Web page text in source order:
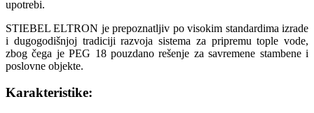
upotrebi.
STIEBEL ELTRON je prepoznatljiv po visokim standardima izrade
i dugogodišnjoj tradiciji razvoja sistema za pripremu tople vode,
zbog čega je PEG 18 pouzdano rešenje za savremene stambene i
poslovne objekte.
Karakteristike: